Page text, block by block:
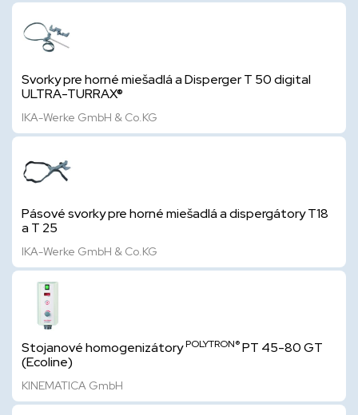
Svorky pre horné miešadlá a Disperger T 50 digital
ULTRA-TURRAX®
IKA-Werke GmbH & Co.KG
Pásové svorky pre horné miešadlá a dispergátory T18
a T 25
IKA-Werke GmbH & Co.KG
Stojanové homogenizátoryPOLYTRON®PT 45-80 GT
(Ecoline)
KINEMATICA GmbH